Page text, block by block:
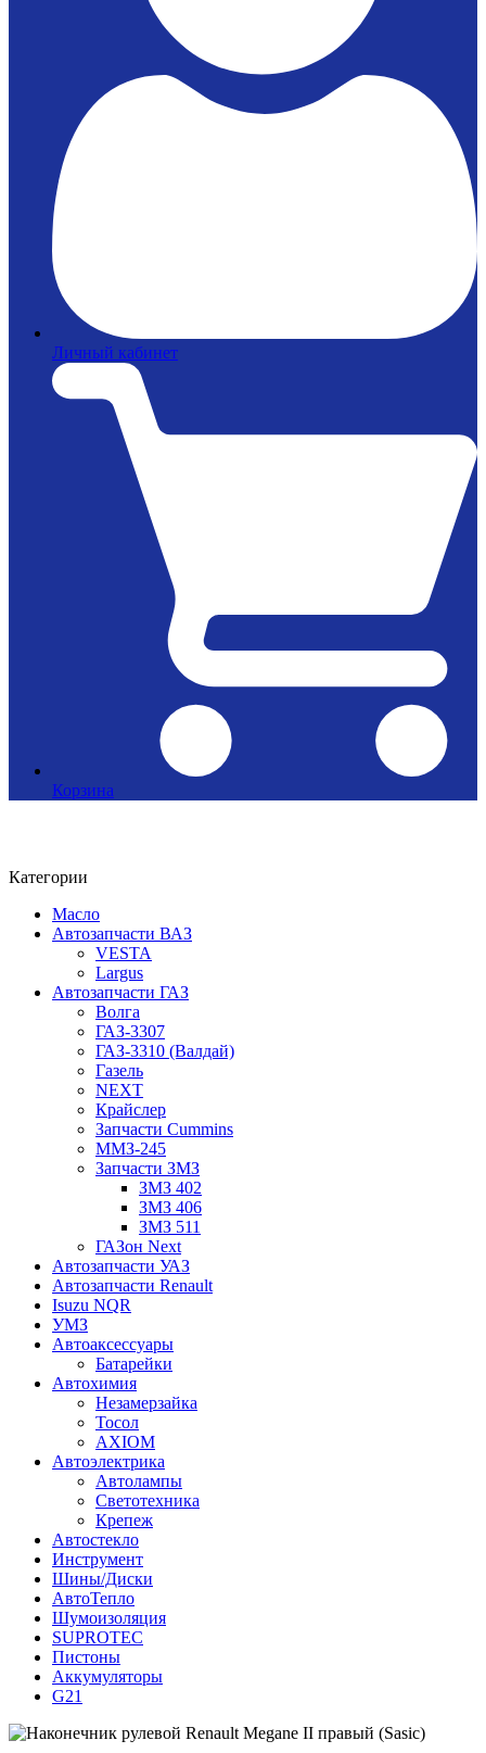
Личный кабинет
Корзина
Категории
Масло
Автозапчасти ВАЗ
VESTA
Largus
Автозапчасти ГАЗ
Волга
ГАЗ-3307
ГАЗ-3310 (Валдай)
Газель
NEXT
Крайслер
Запчасти Cummins
ММЗ-245
Запчасти ЗМЗ
ЗМЗ 402
ЗМЗ 406
ЗМЗ 511
ГАЗон Next
Автозапчасти УАЗ
Автозапчасти Renault
Isuzu NQR
УМЗ
Автоаксессуары
Батарейки
Автохимия
Незамерзайка
Тосол
AXIOM
Автоэлектрика
Автолампы
Светотехника
Крепеж
Автостекло
Инструмент
Шины/Диски
АвтоТепло
Шумоизоляция
SUPROTEC
Пистоны
Аккумуляторы
G21